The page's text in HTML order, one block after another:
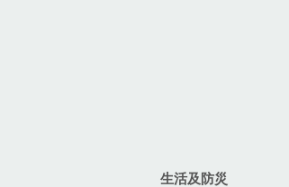
生活及防災